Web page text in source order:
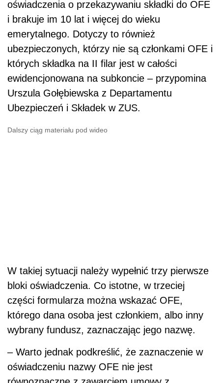
oświadczenia o przekazywaniu składki do OFE
i brakuje im 10 lat i więcej do wieku
emerytalnego. Dotyczy to również
ubezpieczonych, którzy nie są członkami OFE i
których składka na II filar jest w całości
ewidencjonowana na subkoncie – przypomina
Urszula Gołębiewska z Departamentu
Ubezpieczeń i Składek w ZUS.
Dalszy ciąg materiału pod wideo
W takiej sytuacji należy wypełnić trzy pierwsze
bloki oświadczenia. Co istotne, w trzeciej
części formularza można wskazać OFE,
którego dana osoba jest członkiem, albo inny
wybrany fundusz, zaznaczając jego nazwę.
– Warto jednak podkreślić, że zaznaczenie w
oświadczeniu nazwy OFE nie jest